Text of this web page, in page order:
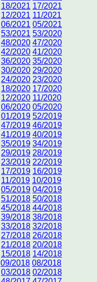
18/2021 17/2021
12/2021 11/2021
06/2021 05/2021
53/2021 53/2020
48/2020 47/2020
42/2020 41/2020
36/2020 35/2020
30/2020 29/2020
24/2020 23/2020
18/2020 17/2020
12/2020 11/2020
06/2020 05/2020
01/2019 52/2019
47/2019 46/2019
41/2019 40/2019
35/2019 34/2019
29/2019 28/2019
23/2019 22/2019
17/2019 16/2019
11/2019 10/2019
05/2019 04/2019
51/2018 50/2018
45/2018 44/2018
39/2018 38/2018
33/2018 32/2018
27/2018 26/2018
21/2018 20/2018
15/2018 14/2018
09/2018 08/2018
03/2018 02/2018